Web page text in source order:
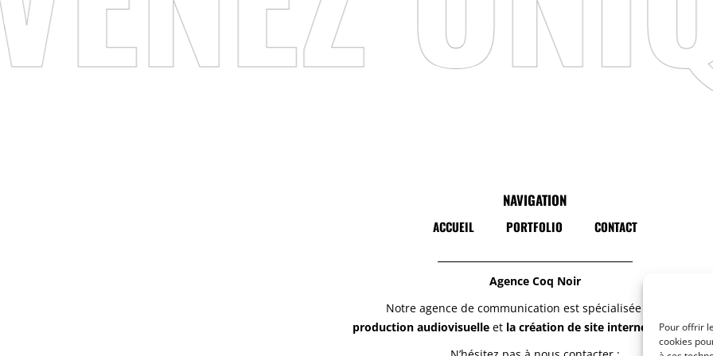
Pour offrir
cookies
NAVIGATION
ACCUEIL PORTFOLIO CONTACT
Agence Coq Noir
Notre agence de communication est spécialisée dans la
production audiovisuelleet la création de site internet